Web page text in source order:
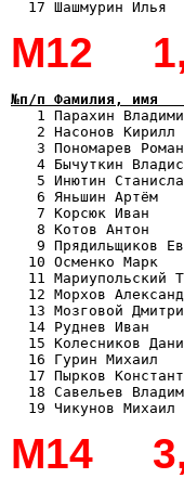
М12
№п/п Фамилия,
1 Парахин
2 Насонов
3 Пономарев
4 Бычуткин
5 Инютин
6 Яньшин Артём
7 Корсюк Иван
8 Котов Антон
9 Прядильщиков
10 Осменко Марк
11
12 Морхов
13 Мозговой
14 Руднев Иван
15 Колесников
16 Гурин Михаил
17 Пырков
18 Савельев
М14